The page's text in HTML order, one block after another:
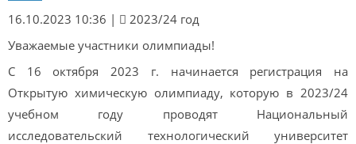
16.10.2023 10:36 |
2023/24 год
Уважаемые участники олимпиады!
С 16 октября 2023 г. начинается регистрация на
Открытую химическую олимпиаду, которую в 2023/24
учебном году проводят Национальный
исследовательский технологический университет